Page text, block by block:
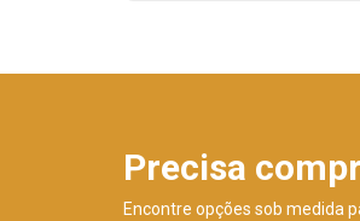
Precisa
Encontre opções sob medida